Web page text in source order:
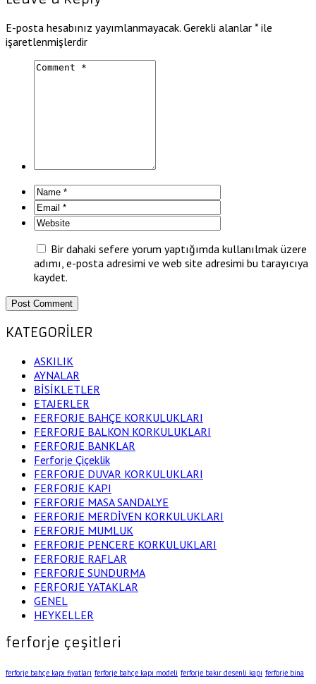
E-posta hesabınız yayımlanmayacak. Gerekli alanlar * ile
işaretlenmişlerdir
Bir dahaki sefere yorum yaptığımda kullanılmak üzere
adımı, e-posta adresimi ve web site adresimi bu tarayıcıya
kaydet.
KATEGORİLER
ASKILIK
AYNALAR
BİSİKLETLER
ETAJERLER
FERFORJE BAHÇE KORKULUKLARI
FERFORJE BALKON KORKULUKLARI
FERFORJE BANKLAR
Ferforje Çiçeklik
FERFORJE DUVAR KORKULUKLARI
FERFORJE KAPI
FERFORJE MASA SANDALYE
FERFORJE MERDİVEN KORKULUKLARI
FERFORJE MUMLUK
FERFORJE PENCERE KORKULUKLARI
FERFORJE RAFLAR
FERFORJE SUNDURMA
FERFORJE YATAKLAR
GENEL
HEYKELLER
ferforje çeşitleri
ferforje bahçe kapı fiyatları ferforje bahçe kapı modeli ferforje bakır desenli kapı ferforje bina